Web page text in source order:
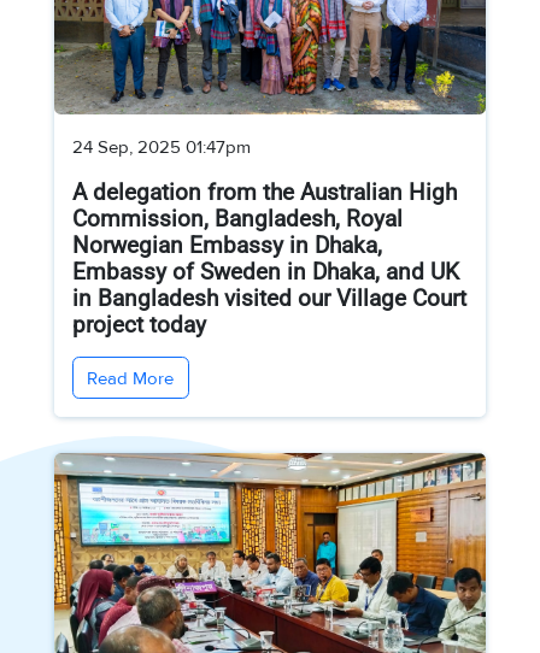
24 Sep, 2025 01:47pm
A delegation from the Australian High
Commission, Bangladesh, Royal
Norwegian Embassy in Dhaka,
Embassy of Sweden in Dhaka, and UK
in Bangladesh visited our Village Court
project today
Read More